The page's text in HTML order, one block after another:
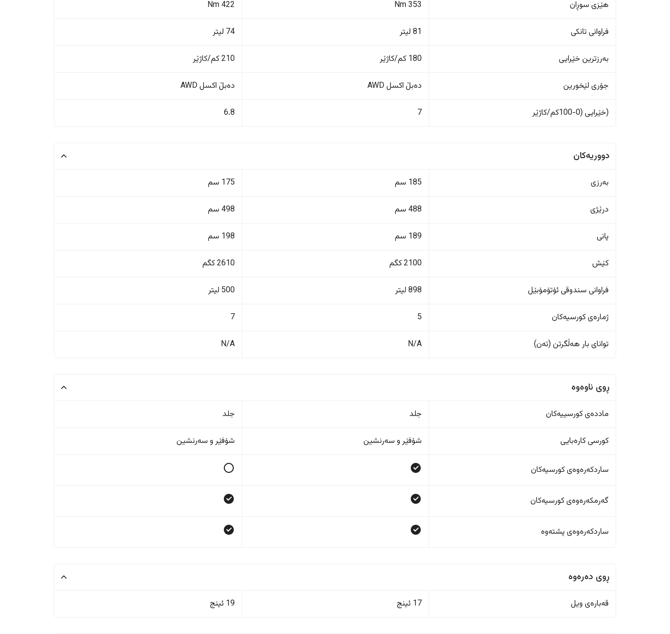
هێزی سوڕان 353 Nm
422 Nm
فراوانی تانکی 81 لیتر 74 لیتر
بەرزترین خێرایی 180 کم/کاژێر 210 کم/کاژێر
جۆری لێخورین دەبڵ اکسل AWD دەبڵ اکسل AWD
(خێرایی (0-100کم/کاژێر 7
6.8
دووریەکان
بەرزی 185 سم 175 سم
درێژی 488 سم 498 سم
پانی 189 سم 198 سم
کێش 2100 کگم 2610 کگم
فراوانی سندوقی ئۆتۆمۆبێل 898 لیتر 500 لیتر
ژمارەی کورسیەکان 5
7
تواناى بار هەڵگرتن (تەن) N/A
N/A
ڕوی ناوەوە
ماددەی کورسییەکان جلد جلد
کورسی کارەبایی شۆفێر و سەرنشین شۆفێر و سەرنشین
ساردکەرەوەی کورسیەکان
گەرمکەرەوەی کورسیەکان
ساردکەرەوەی پشتەوە
ڕوی دەرەوە
قەبارەی ویل 17 ئینج 19 ئینج